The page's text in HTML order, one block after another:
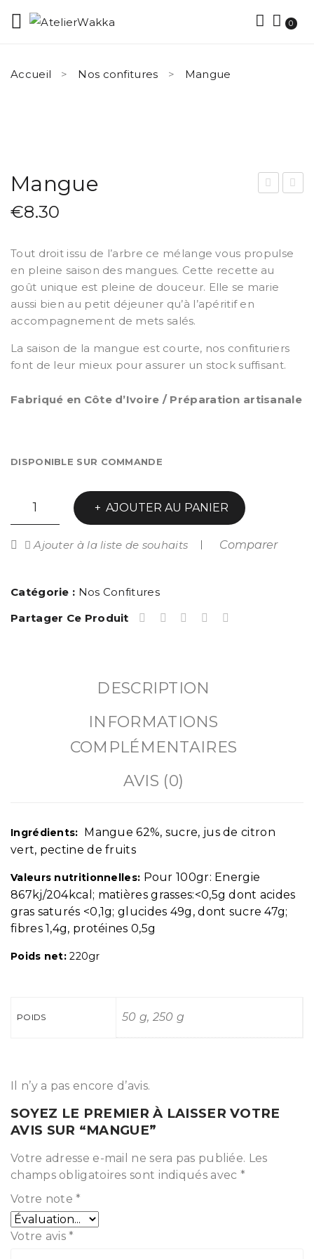
0
Accueil Nos confitures Mangue
sio
n
Pas
Mangue
€8.30
Tout droit issu de l’arbre ce mélange vous propulse
en pleine saison des mangues. Cette recette au
goût unique est pleine de douceur. Elle se marie
aussi bien au petit déjeuner qu’à l’apéritif en
accompagnement de mets salés.
La saison de la mangue est courte, nos confituriers
font de leur mieux pour assurer un stock suffisant.
Fabriqué en Côte d’Ivoire / Préparation artisanale
DISPONIBLE SUR COMMANDE
quantité
Mangue
AJOUTER AU PANIER
Ajouter à la liste de souhaits Comparer
Catégorie : Nos Confitures
Partager Ce Produit
DESCRIPTION
INFORMATIONS
COMPLÉMENTAIRES
AVIS (0)
Ingrédients: Mangue 62%, sucre, jus de citron
vert, pectine de fruits
Valeurs nutritionnelles: Pour 100gr: Energie
867kj/204kcal; matières grasses:<0,5g dont acides
gras saturés <0,1g; glucides 49g, dont sucre 47g;
fibres 1,4g, protéines 0,5g
Poids net:220gr
POIDS 50 g, 250 g
Il n’y a pas encore d’avis.
SOYEZ LE PREMIER À LAISSER VOTRE
AVIS SUR “MANGUE”
Votre adresse e-mail ne sera pas publiée. Les
champs obligatoires sont indiqués avec *
Votre note*
Votre avis*